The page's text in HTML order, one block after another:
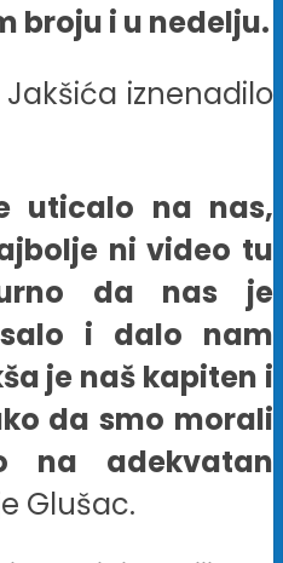
broju i u nedelju.
iznenadilo
uticalo na nas,
ni video tu
da nas je
i dalo nam
je naš kapiten i
da smo morali
na adekvatan
Glušac.